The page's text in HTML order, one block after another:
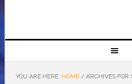
YOU ARE HERE: HOME /ARCHIVES FOR